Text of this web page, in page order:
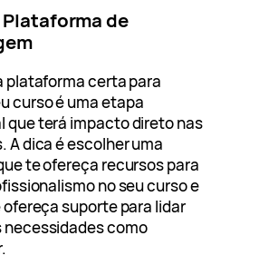
Plataforma de
plataforma certa para
curso é uma etapa
que terá impacto direto nas
A dica é escolher uma
te ofereça recursos para
no seu curso e
suporte para lidar
necessidades como